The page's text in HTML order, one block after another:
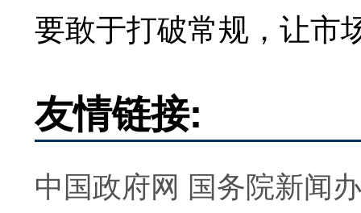
要敢于打破常规，让市
友情链接:
中国政府网 国务院新闻